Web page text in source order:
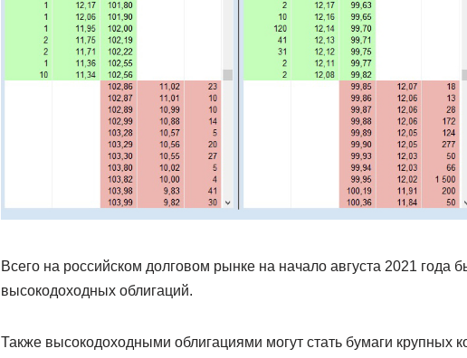
Всего на российском долговом рынке на начало августа 2021 года
высокодоходных облигаций.
Также высокодоходными облигациями могут стать бумаги крупных